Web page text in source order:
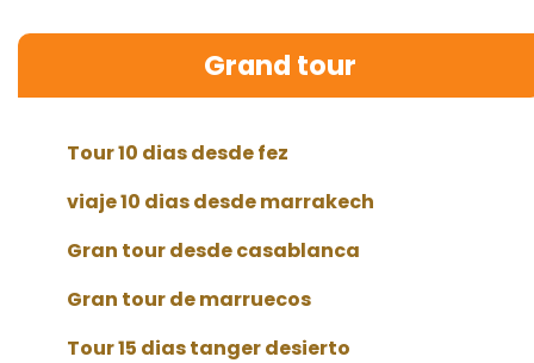
Grand tour
Tour 10 dias desde fez
viaje 10 dias desde marrakech
Gran tour desde casablanca
Gran tour de marruecos
Tour 15 dias tanger desierto